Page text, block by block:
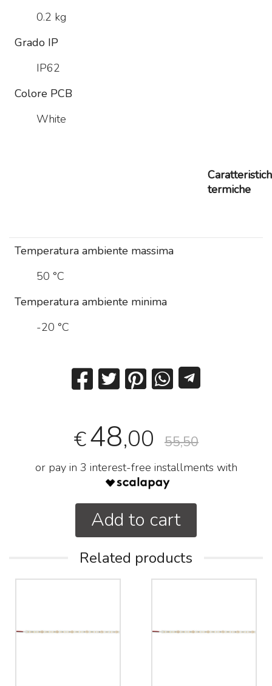
0.2 kg
Grado IP
IP62
Colore PCB
White
termiche
Temperatura ambiente massima
50 °C
Temperatura ambiente minima
-20 °C
€48,00 55,50
or pay in 3 interest-free installments with
Add to cart
Related products